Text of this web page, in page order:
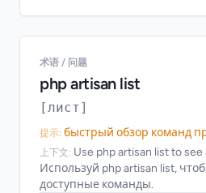
术语 / 问题
php artisan list
[лист]
提示: быстрый обзор команд
上下文: Use php artisan list to
Используй php artisan list,
доступные команды.